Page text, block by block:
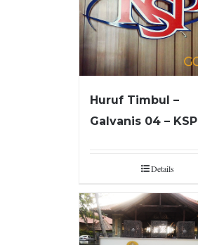
Huruf Timbul –
Galvanis 04 – KSP
Details